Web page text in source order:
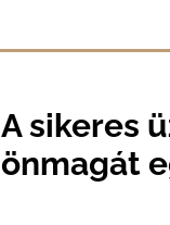
A sikeres
önmagát